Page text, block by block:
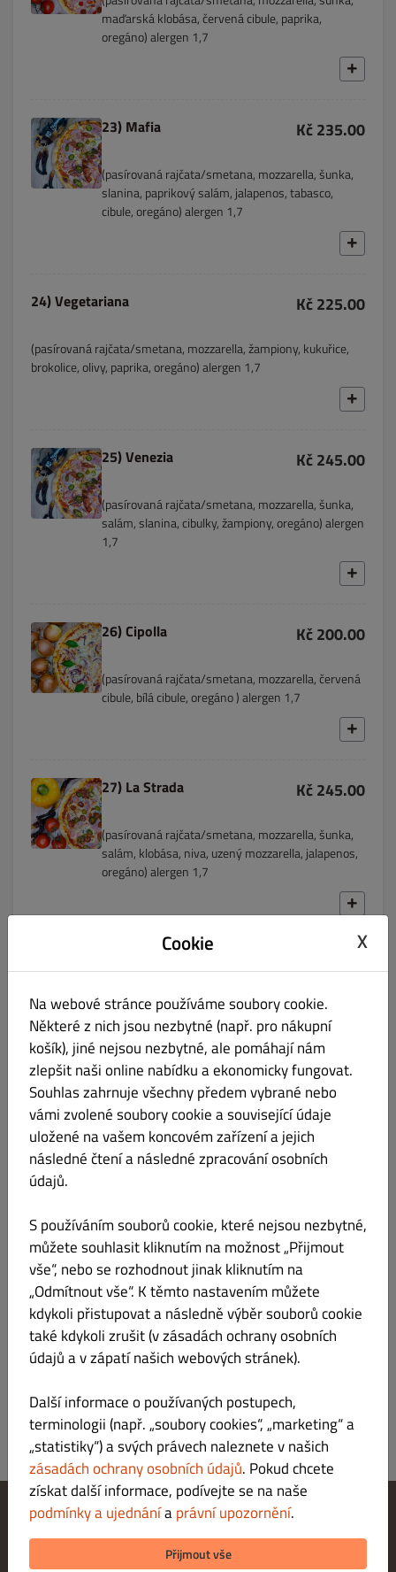
maďarská klobása, červená cibule, paprika,
oregáno) alergen 1,7
23) Mafia Kč 235.00
(pasírovaná rajčata/smetana, mozzarella, šunka,
slanina, paprikový salám, jalapenos, tabasco,
cibule, oregáno) alergen 1,7
24) Vegetariana Kč 225.00
(pasírovaná rajčata/smetana, mozzarella, žampiony, kukuřice,
brokolice, olivy, paprika, oregáno) alergen 1,7
25) Venezia Kč 245.00
(pasírovaná rajčata/smetana, mozzarella, šunka,
salám, slanina, cibulky, žampiony, oregáno) alergen
1,7
26) Cipolla Kč 200.00
(pasírovaná rajčata/smetana, mozzarella, červená
cibule, bílá cibule, oregáno ) alergen 1,7
27) La Strada Kč 245.00
(pasírovaná rajčata/smetana, mozzarella, šunka,
salám, klobása, niva, uzený mozzarella, jalapenos,
oregáno) alergen 1,7
(pasírovaná rajčata/smetana, mozzarella, niva, hermelín, uzený
mozzarella, šunka, vejce, oregáno) alergen 1, 3, 7,
29) Don Pepe Kč 245.00
(pasírovaná rajčata/smetana, mozzarella, kukuřice, rajčata,
jalapenos, tuňák, rucola, parmezán) alergen 1, 4, 7,
30) Kamič Kč 255.00
(Sugo, šunka, mozzarrela, niva, chorizo, cibule, houby, tabasco)
alergen 1,7
Cookie X
Na webové stránce používáme soubory cookie.
Některé z nich jsou nezbytné (např. pro nákupní
košík), jiné nejsou nezbytné, ale pomáhají nám
zlepšit naši online nabídku a ekonomicky fungovat.
Souhlas zahrnuje všechny předem vybrané nebo
vámi zvolené soubory cookie a související údaje
uložené na vašem koncovém zařízení a jejich
následné čtení a následné zpracování osobních
údajů.
S používáním souborů cookie, které nejsou nezbytné,
můžete souhlasit kliknutím na možnost „Přijmout
vše“, nebo se rozhodnout jinak kliknutím na
„Odmítnout vše“. K těmto nastavením můžete
kdykoli přistupovat a následně výběr souborů cookie
také kdykoli zrušit (v zásadách ochrany osobních
údajů a v zápatí našich webových stránek).
Další informace o používaných postupech,
terminologii (např. „soubory cookies“, „marketing“ a
„statistiky“) a svých právech naleznete v našich
zásadách ochrany osobních údajů. Pokud chcete
získat další informace, podívejte se na naše
podmínky a ujednáníaprávní upozornění.
Přijmout vše